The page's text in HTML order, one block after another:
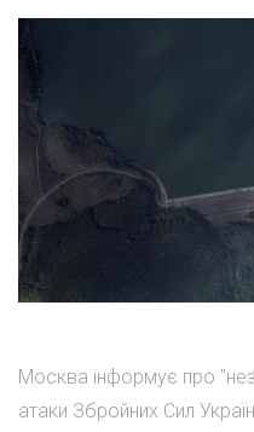
Москва інформує про
атаки Збройних Сил